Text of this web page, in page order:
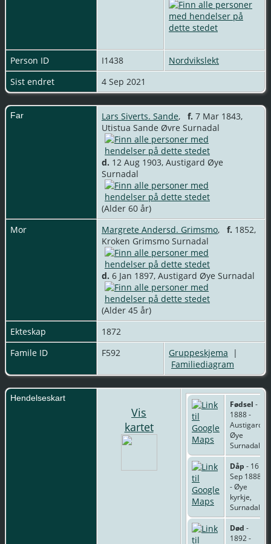
Person ID I1438
Nordvikslekt
Sist endret
4 Sep 2021
Far Lars Siverts. Sande, f. 7 Mar 1843,
Utistua Sande Øvre Surnadal
d. 12 Aug 1903, Austigard Øye
Surnadal
(Alder 60 år)
Mor
Margrete Andersd. Grimsmo, f. 1852,
Kroken Grimsmo Surnadal
d. 6 Jan 1897, Austigard Øye Surnadal
(Alder 45 år)
Ekteskap
1872
Famile ID
F592 Gruppeskjema |
Familiediagram
Hendelseskart
Vis
kartet
Fødsel -
1888 -
Austigard
Øye
Surnadal
Dåp - 16
Sep 1888
- Øye
kyrkje,
Surnadal
Død -
1892 -